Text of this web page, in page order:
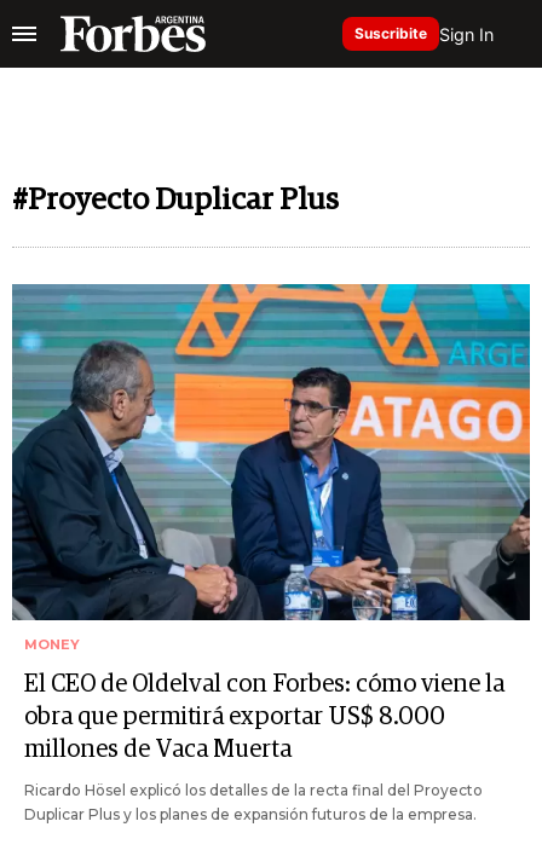
Suscribite Sign In
#Proyecto Duplicar Plus
MONEY
El CEO de Oldelval con Forbes: cómo viene la
obra que permitirá exportar US$ 8.000
millones de Vaca Muerta
Ricardo Hösel explicó los detalles de la recta final del Proyecto
Duplicar Plus y los planes de expansión futuros de la empresa.